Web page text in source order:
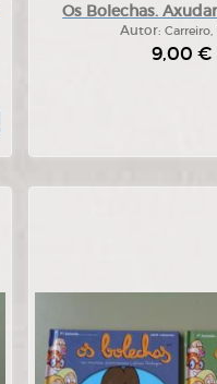
Os Bolechas.
Autor: Carreiro,
9,00 €